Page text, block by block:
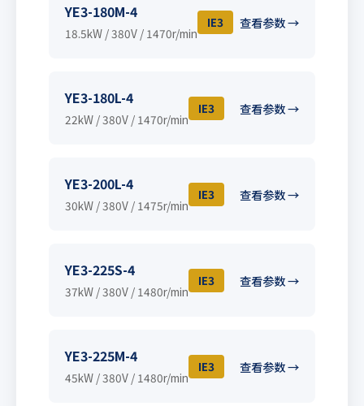
YE3-180M-4
18.5kW / 380V / 1470r/min
IE3 查看参数 →
YE3-180L-4
22kW / 380V / 1470r/min
IE3 查看参数 →
YE3-200L-4
30kW / 380V / 1475r/min
IE3 查看参数 →
YE3-225S-4
37kW / 380V / 1480r/min
IE3 查看参数 →
YE3-225M-4
45kW / 380V / 1480r/min
IE3 查看参数 →